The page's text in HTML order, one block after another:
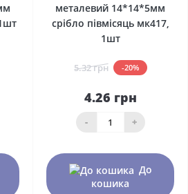
металевий 14*14*5мм
срібло півмісяць мк417,
1шт
5.32 грн -20%
4.26 грн
- +
До
кошика